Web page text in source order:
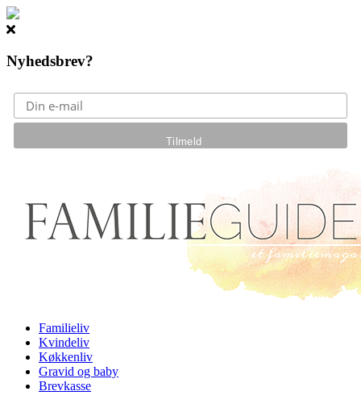
Nyhedsbrev?
Familieliv
Kvindeliv
Køkkenliv
Gravid og baby
Brevkasse